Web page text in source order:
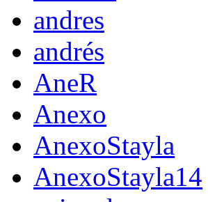
andres
andrés
AneR
Anexo
AnexoStayla
AnexoStayla14